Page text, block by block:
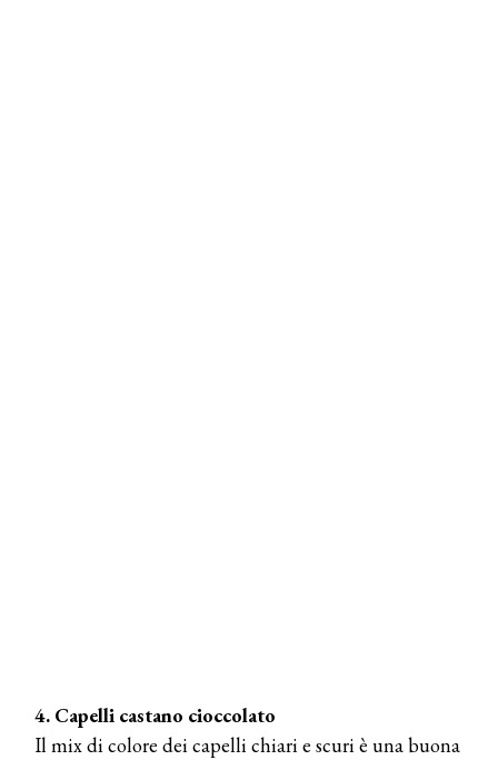
4. Capelli castano cioccolato
Il mix di colore dei capelli chiari e scuri è una buona